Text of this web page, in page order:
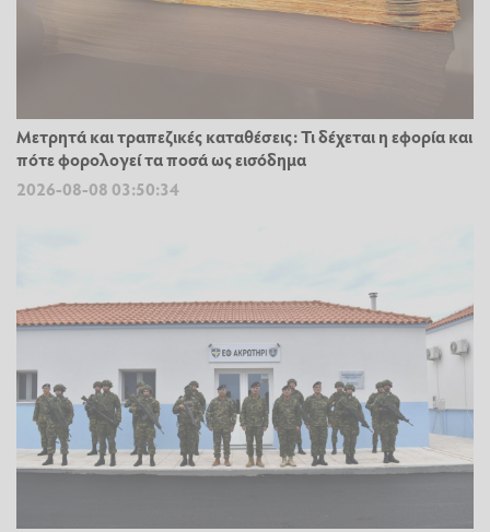
Μετρητά και τραπεζικές καταθέσεις: Τι δέχεται η εφορία και
πότε φορολογεί τα ποσά ως εισόδημα
2026-08-08 03:50:34